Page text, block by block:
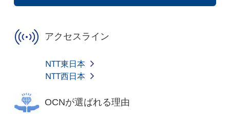
アクセスライン
NTT東日本
NTT西日本
OCNが選ばれる理由